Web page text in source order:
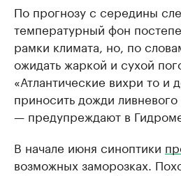
По прогнозу с середины
температурный фон
рамки климата, но, по
ожидать жаркой и сухой
«Атлантические вихри то и
приносить дожди
— предупреждают в
В начале июня синоптики
возможных заморозках.